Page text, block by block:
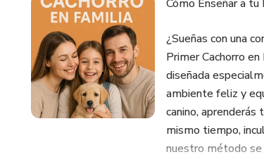
Cómo Enseñar a
¿Sueñas con una
Primer Cachorro
diseñada
ambiente feliz y
canino,
mismo tiempo,
nuestro método se